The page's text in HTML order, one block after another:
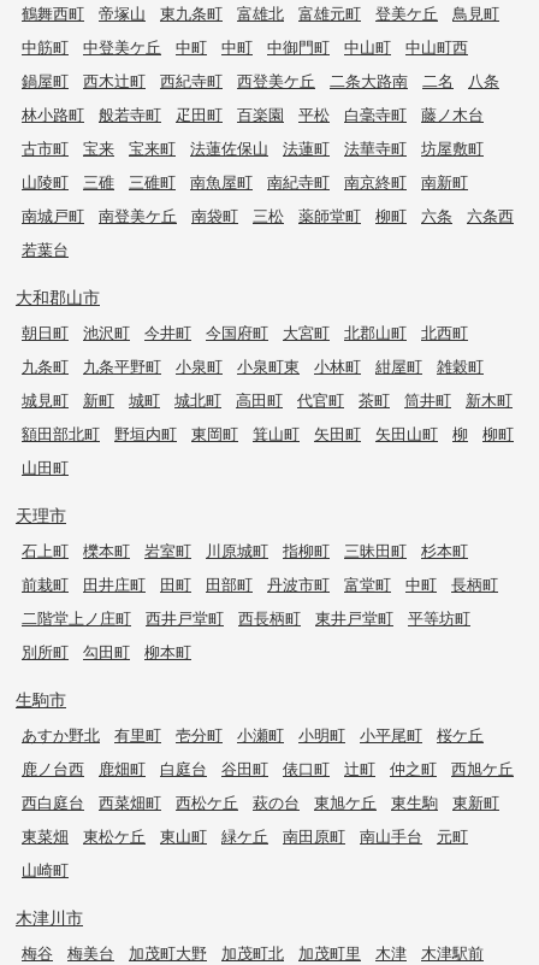
鶴舞西町
帝塚山 東九条町 富雄北 富雄元町 登美ケ丘
鳥見町
中筋町
中登美ケ丘 中町 中町 中御門町 中山町
中山町西
鍋屋町
西木辻町 西紀寺町 西登美ケ丘 二条大路南 二名
八条
林小路町
般若寺町 疋田町 百楽園 平松 白毫寺町
藤ノ木台
古市町
宝来 宝来町 法蓮佐保山 法蓮町 法華寺町
坊屋敷町
山陵町
三碓 三碓町 南魚屋町 南紀寺町 南京終町
南新町
南城戸町
南登美ケ丘 南袋町 三松 薬師堂町 柳町 六条
六条西
若葉台
大和郡山市
朝日町 池沢町 今井町 今国府町 大宮町 北郡山町
北西町
九条町
九条平野町 小泉町 小泉町東 小林町 紺屋町
雑穀町
城見町
新町 城町 城北町 高田町 代官町 茶町 筒井町
新木町
額田部北町
野垣内町 東岡町 箕山町 矢田町 矢田山町 柳
柳町
山田町
天理市
石上町 櫟本町 岩室町 川原城町 指柳町 三昧田町
杉本町
前栽町
田井庄町 田町 田部町 丹波市町 富堂町 中町
長柄町
二階堂上ノ庄町
西井戸堂町 西長柄町 東井戸堂町
平等坊町
別所町
勾田町 柳本町
生駒市
あすか野北 有里町 壱分町 小瀬町 小明町 小平尾町
桜ケ丘
鹿ノ台西
鹿畑町 白庭台 谷田町 俵口町 辻町 仲之町
西旭ケ丘
西白庭台
西菜畑町 西松ケ丘 萩の台 東旭ケ丘 東生駒
東新町
東菜畑
東松ケ丘 東山町 緑ケ丘 南田原町 南山手台
元町
山崎町
木津川市
梅谷 梅美台 加茂町大野 加茂町北 加茂町里 木津
木津駅前